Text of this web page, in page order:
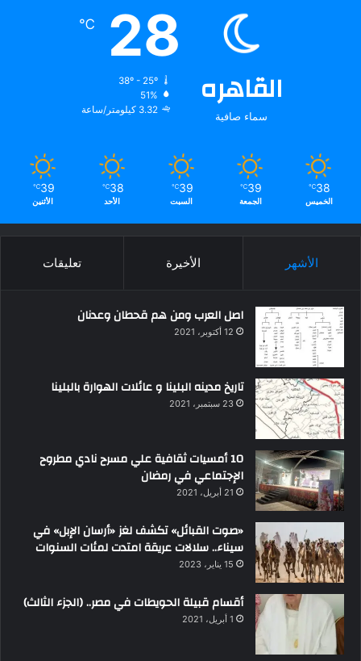
القاهره
سماء صافية
28
℃
38º - 25º
51%
3.32 كيلومتر/ساعة
38
℃
الخميس
39
℃
الجمعة
39
℃
السبت
38
℃
الأحد
39
℃
الأثنين
الأشهر الأخيرة تعليقات
اصل العرب ومن هم قحطان وعدنان
12 أكتوبر، 2021
تاريخ مدينه البلينا و عائلات الهوارة بالبلينا
23 سبتمبر، 2021
10 أمسيات ثقافية علي مسرح نادي مطروح
الإجتماعي في رمضان
21 أبريل، 2021
«صوت القبائل» تكشف لغز «أرسان الإبل» في
سيناء.. سلالات عريقة امتدت لمئات السنوات
15 يناير، 2023
أقسام قبيلة الحويطات في مصر.. (الجزء الثالث)
1 أبريل، 2021